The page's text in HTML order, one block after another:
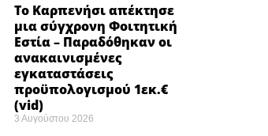
Το Καρπενήσι απέκτησε
μια σύγχρονη Φοιτητική
Εστία – Παραδόθηκαν οι
ανακαινισμένες
εγκαταστάσεις
προϋπολογισμού 1εκ.€
(vid)
3 Αυγούστου 2026